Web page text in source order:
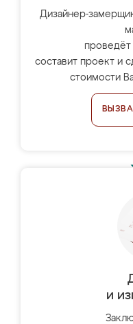
Дизайнер-
проведёт
составит проект и
стоимости
и